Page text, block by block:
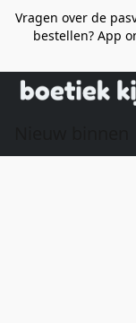
Vragen over de
bestellen? App